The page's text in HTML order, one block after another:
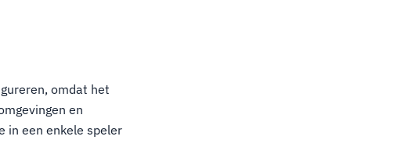
omdat het
en
in een enkele speler